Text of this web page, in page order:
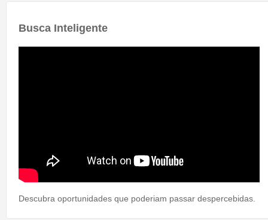
Busca Inteligente
Descubra oportunidades que poderiam passar despercebidas.